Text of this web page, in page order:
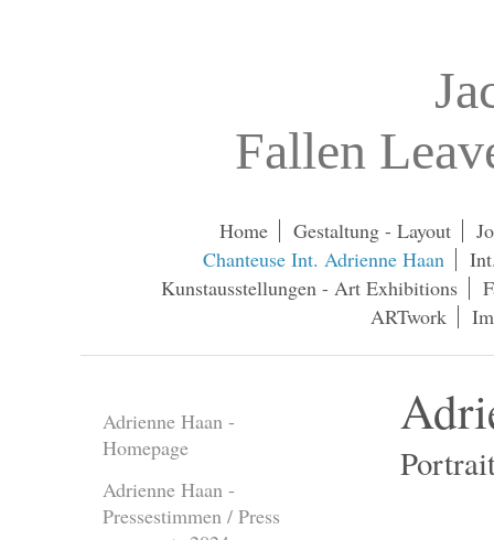
Fallen
Home Gestaltung - Layout
Chanteuse Int. Adrienne Haan
Kunstausstellungen - Art Exhibitions
ARTwork
Adrienne Haan -
Homepage
Adrienne Haan -
Pressestimmen / Press